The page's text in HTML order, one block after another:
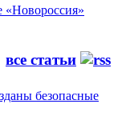
«Новороссия»
все статьи
безопасные